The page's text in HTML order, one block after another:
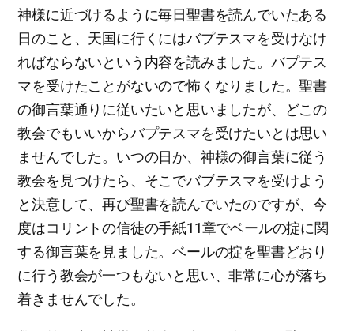
神様に近づけるように毎日聖書を読んでいたある
日のこと、天国に行くにはバプテスマを受けなけ
ればならないという内容を読みました。バプテス
マを受けたことがないので怖くなりました。聖書
の御言葉通りに従いたいと思いましたが、どこの
教会でもいいからバプテスマを受けたいとは思い
ませんでした。いつの日か、神様の御言葉に従う
教会を見つけたら、そこでバブテスマを受けよう
と決意して、再び聖書を読んでいたのですが、今
度はコリントの信徒の手紙11章でベールの掟に関
する御言葉を見ました。ベールの掟を聖書どおり
に行う教会が一つもないと思い、非常に心が落ち
着きませんでした。